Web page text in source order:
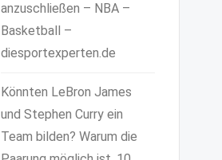
anzuschließen – NBA –
Basketball –
diesportexperten.de
Könnten LeBron James
und Stephen Curry ein
Team bilden? Warum die